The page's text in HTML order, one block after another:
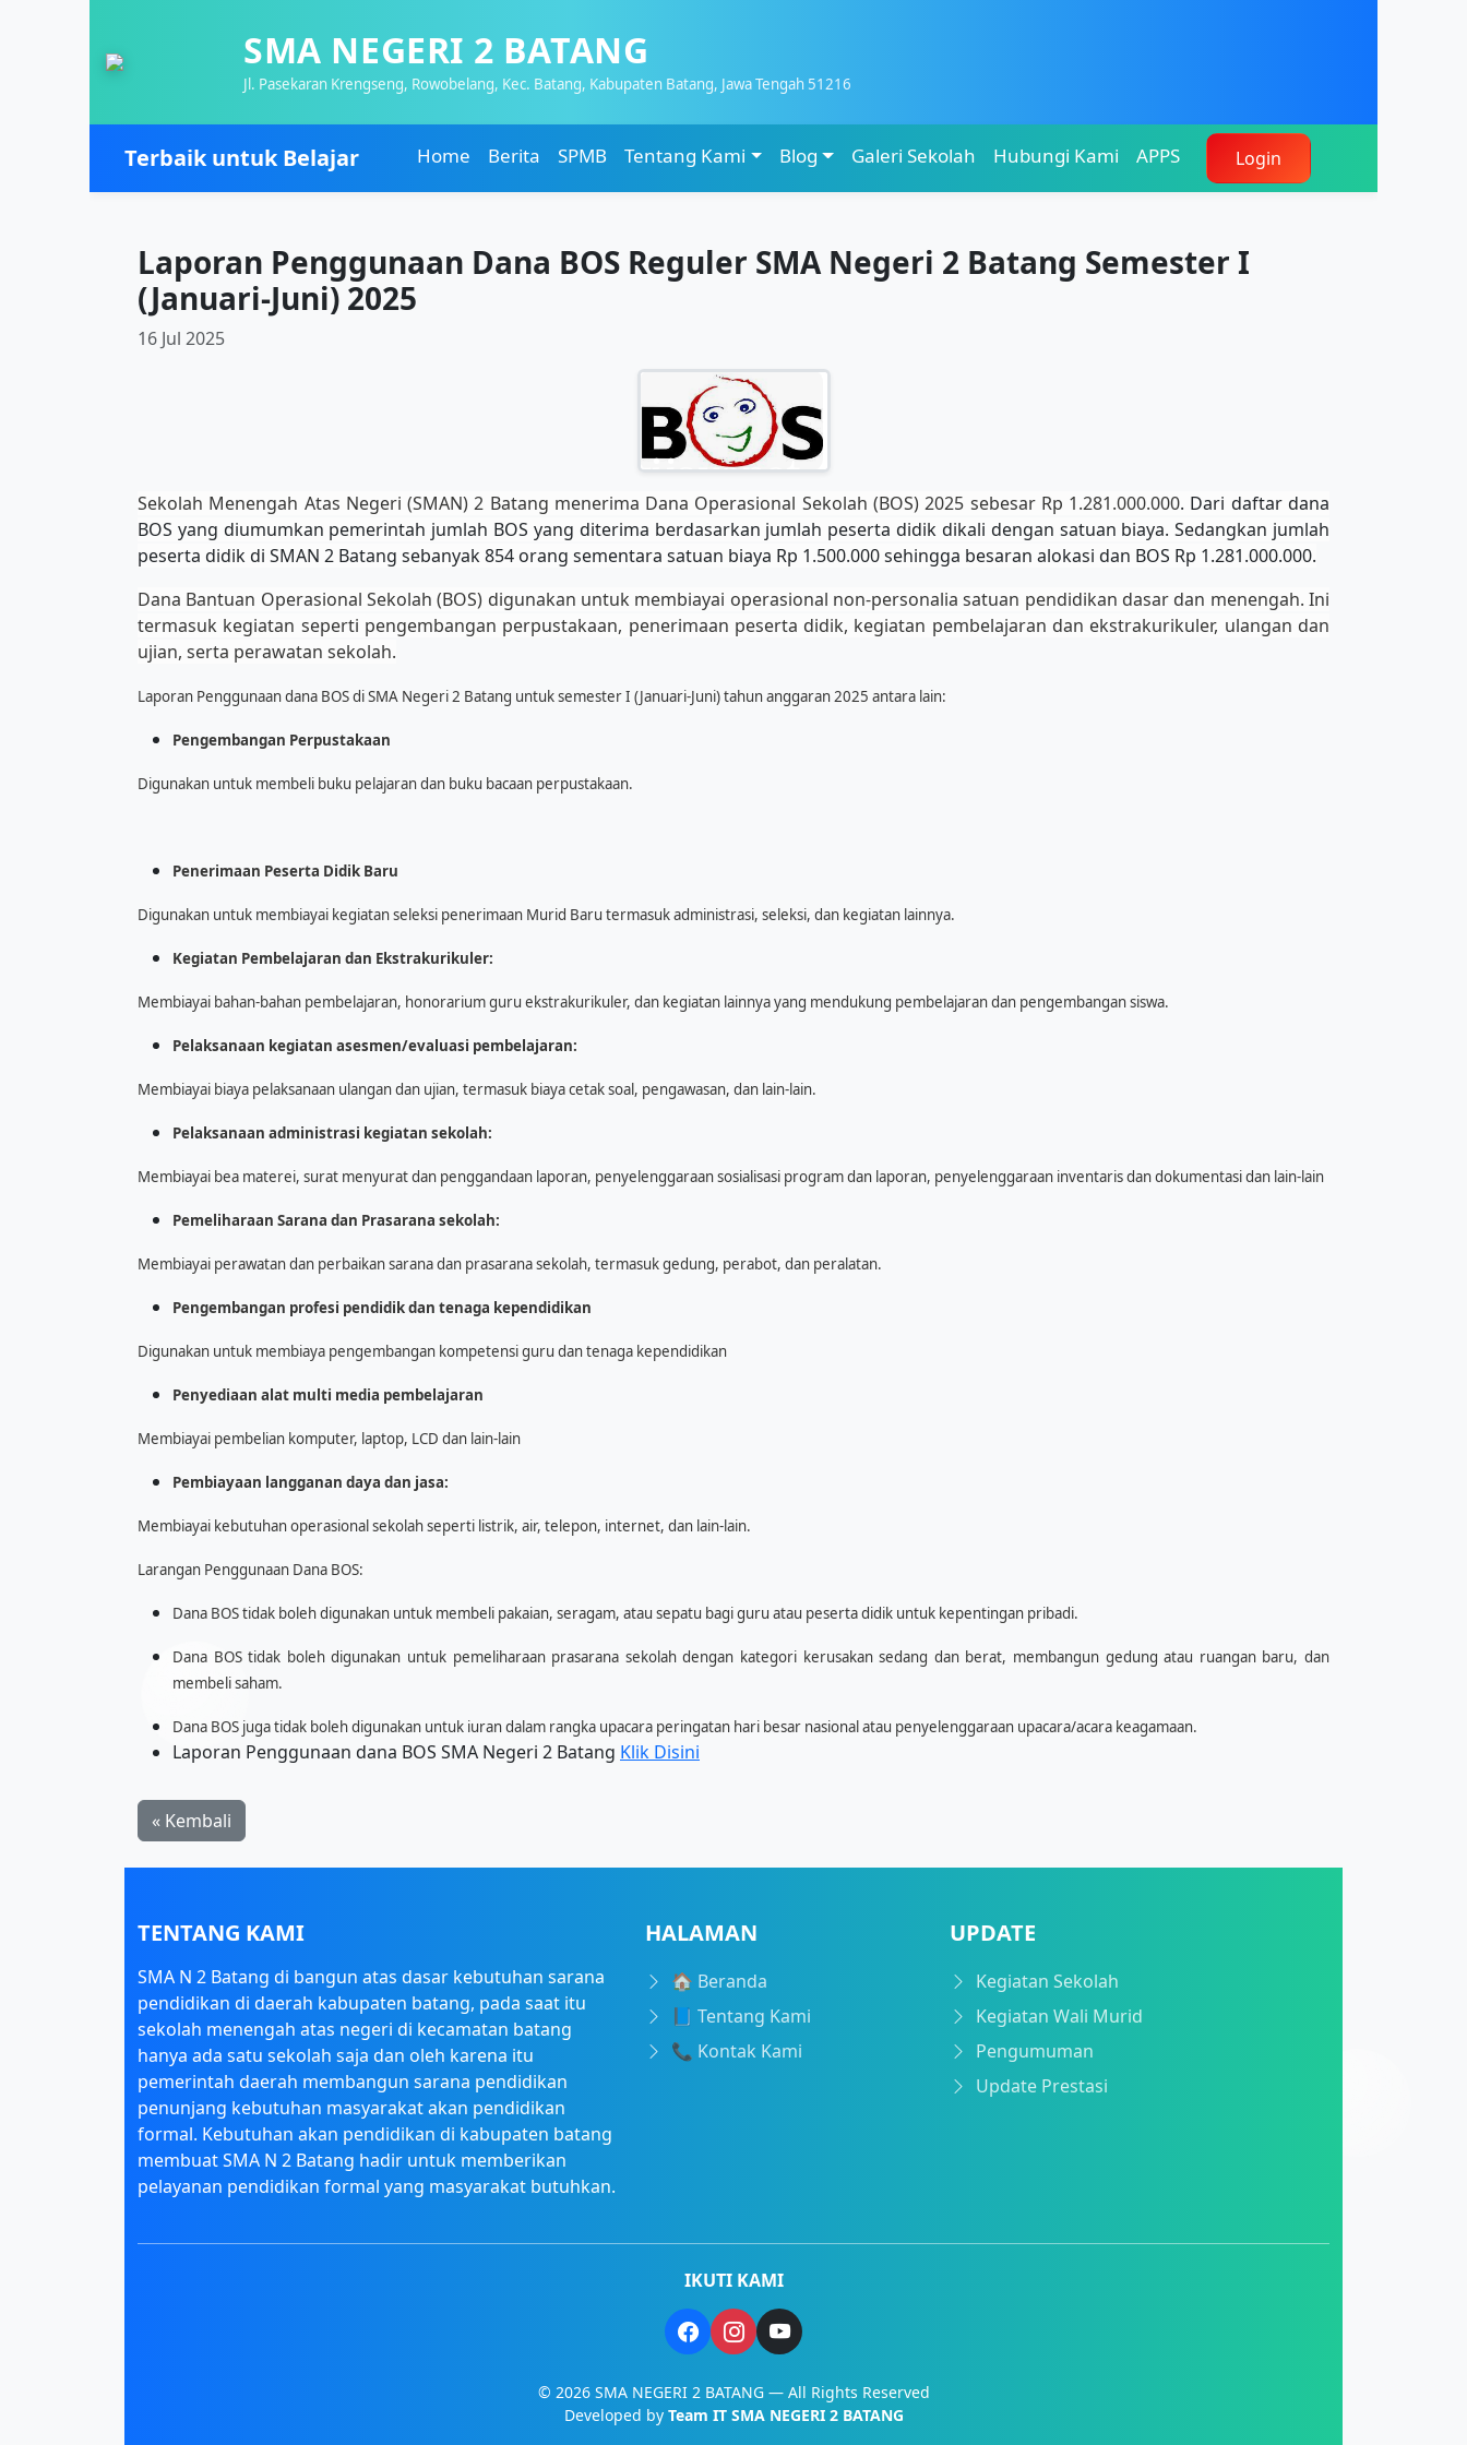
SMA NEGERI 2 BATANG
Jl. Pasekaran Krengseng, Rowobelang, Kec. Batang, Kabupaten Batang, Jawa Tengah 51216
Terbaik untuk Belajar Home Berita SPMB Tentang Kami Blog Galeri Sekolah Hubungi Kami APPS Login
Laporan Penggunaan Dana BOS Reguler SMA Negeri 2 Batang Semester I
(Januari-Juni) 2025
16 Jul 2025
Sekolah Menengah Atas Negeri (SMAN) 2 Batang menerima Dana Operasional Sekolah (BOS) 2025 sebesar Rp 1.281.000.000. Dari daftar dana
BOS yang diumumkan pemerintah jumlah BOS yang diterima berdasarkan jumlah peserta didik dikali dengan satuan biaya. Sedangkan jumlah
peserta didik di SMAN 2 Batang sebanyak 854 orang sementara satuan biaya Rp 1.500.000 sehingga besaran alokasi dan BOS Rp 1.281.000.000.
Dana Bantuan Operasional Sekolah (BOS) digunakan untuk membiayai operasional non-personalia satuan pendidikan dasar dan menengah. Ini
termasuk kegiatan seperti pengembangan perpustakaan, penerimaan peserta didik, kegiatan pembelajaran dan ekstrakurikuler, ulangan dan
ujian, serta perawatan sekolah.
Laporan Penggunaan dana BOS di SMA Negeri 2 Batang untuk semester I (Januari-Juni) tahun anggaran 2025 antara lain:
Pengembangan Perpustakaan
Digunakan untuk membeli buku pelajaran dan buku bacaan perpustakaan.
Penerimaan Peserta Didik Baru
Digunakan untuk membiayai kegiatan seleksi penerimaan Murid Baru termasuk administrasi, seleksi, dan kegiatan lainnya.
Kegiatan Pembelajaran dan Ekstrakurikuler:
Membiayai bahan-bahan pembelajaran, honorarium guru ekstrakurikuler, dan kegiatan lainnya yang mendukung pembelajaran dan pengembangan siswa.
Pelaksanaan kegiatan asesmen/evaluasi pembelajaran:
Membiayai biaya pelaksanaan ulangan dan ujian, termasuk biaya cetak soal, pengawasan, dan lain-lain.
Pelaksanaan administrasi kegiatan sekolah:
Membiayai bea materei, surat menyurat dan penggandaan laporan, penyelenggaraan sosialisasi program dan laporan, penyelenggaraan inventaris dan dokumentasi dan lain-lain
Pemeliharaan Sarana dan Prasarana sekolah:
Membiayai perawatan dan perbaikan sarana dan prasarana sekolah, termasuk gedung, perabot, dan peralatan.
Pengembangan profesi pendidik dan tenaga kependidikan
Digunakan untuk membiaya pengembangan kompetensi guru dan tenaga kependidikan
Penyediaan alat multi media pembelajaran
Membiayai pembelian komputer, laptop, LCD dan lain-lain
Pembiayaan langganan daya dan jasa:
Membiayai kebutuhan operasional sekolah seperti listrik, air, telepon, internet, dan lain-lain.
Larangan Penggunaan Dana BOS:
Dana BOS tidak boleh digunakan untuk membeli pakaian, seragam, atau sepatu bagi guru atau peserta didik untuk kepentingan pribadi.
Dana BOS tidak boleh digunakan untuk pemeliharaan prasarana sekolah dengan kategori kerusakan sedang dan berat, membangun gedung atau ruangan baru, dan
membeli saham.
Dana BOS juga tidak boleh digunakan untuk iuran dalam rangka upacara peringatan hari besar nasional atau penyelenggaraan upacara/acara keagamaan.
Laporan Penggunaan dana BOS SMA Negeri 2 Batang Klik Disini
« Kembali
TENTANG KAMI
SMA N 2 Batang di bangun atas dasar kebutuhan sarana
pendidikan di daerah kabupaten batang, pada saat itu
sekolah menengah atas negeri di kecamatan batang
hanya ada satu sekolah saja dan oleh karena itu
pemerintah daerah membangun sarana pendidikan
penunjang kebutuhan masyarakat akan pendidikan
formal. Kebutuhan akan pendidikan di kabupaten batang
membuat SMA N 2 Batang hadir untuk memberikan
pelayanan pendidikan formal yang masyarakat butuhkan.
HALAMAN
🏠 Beranda
📘 Tentang Kami
📞 Kontak Kami
UPDATE
Kegiatan Sekolah
Kegiatan Wali Murid
Pengumuman
Update Prestasi
IKUTI KAMI
© 2026 SMA NEGERI 2 BATANG — All Rights Reserved
Developed by Team IT SMA NEGERI 2 BATANG